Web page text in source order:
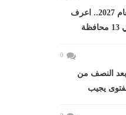
تنسيق الثانوى العام 2027.. اعرف
0
النصف من
يجيب